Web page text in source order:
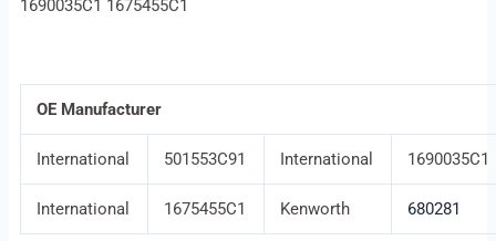
1690035C1 1675455C1
OE Manufacturer
International 501553C91 International 1690035C1
International 1675455C1 Kenworth 680281